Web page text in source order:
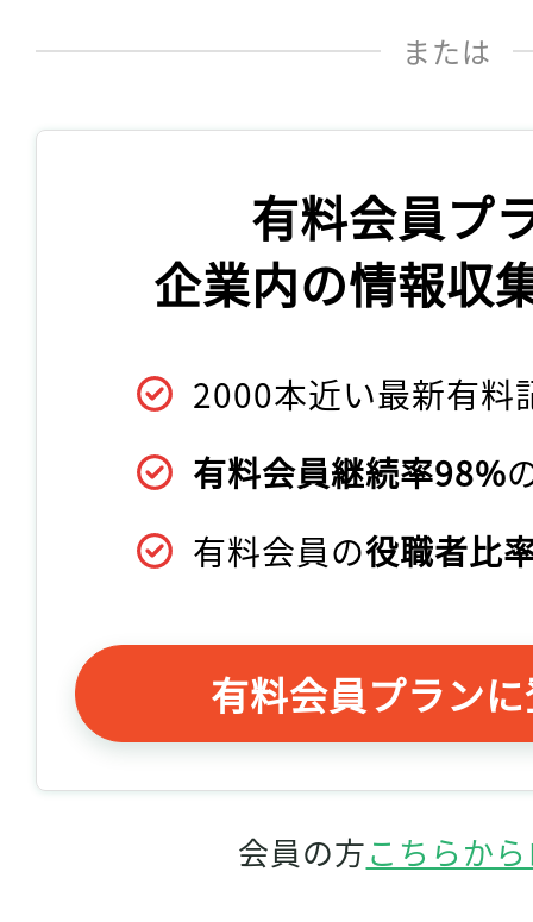
または
有料会員プ
企業内の情報収
2000本近い最新有料
有料会員継続率98%
有料会員の役職者比
有料会員プラン
会員の方こちらか